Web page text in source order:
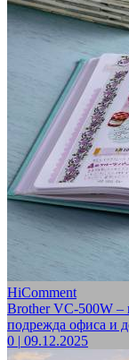
HiComment
Brother VC-500W –
подрежда офиса и
0 | 09.12.2025